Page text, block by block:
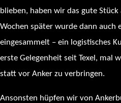
blieben, haben wir das gute
Wochen später wurde dann auch
eingesammelt – ein logistisches
erste Gelegenheit seit Texel, mal
statt vor Anker zu verbringen.
Ansonsten hüpfen wir von